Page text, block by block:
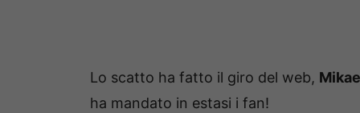
Lo scatto ha fatto il giro del web,
ha mandato in estasi i fan!